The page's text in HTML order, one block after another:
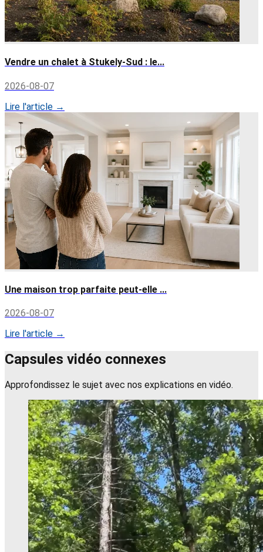
Vendre un chalet à Stukely-Sud : le...
2026-08-07
Lire l'article →
Une maison trop parfaite peut-elle ...
2026-08-07
Lire l'article →
Capsules vidéo connexes
Approfondissez le sujet avec nos explications en vidéo.